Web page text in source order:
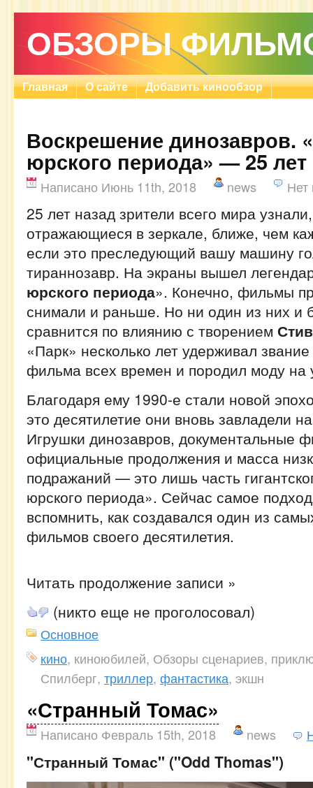
ОБЗОРЫ
Главная О сайте Добавить кинообзор
Воскрешение динозавров.
юрского периода» — 25 лет
Написано Июнь 11th, 2018 news Нет
25 лет назад зрители всего мира
отражающиеся в зеркале, ближе, чем
если это преследующий вашу машину
тираннозавр. На экраны вышел
юрского периода». Конечно, фильмы
снимали и раньше. Но ни один из них и
сравнится по влиянию с творением
«Парк» несколько лет удерживал
фильма всех времен и породил моду
Благодаря ему 1990-е стали новой
это десятилетие они вновь завладели
Игрушки динозавров, документальные
официальные продолжения и масса
подражаний — это лишь часть
юрского периода». Сейчас самое
вспомнить, как создавался один из
фильмов своего десятилетия.
Читать продолжение записи »
(никто еще не проголосовал)
Основное
кино, киноюбилей, Обзоры сценариев,
Спилберг, триллер, фантастика, экшн
«Странный Томас»
Написано Февраль 15th, 2018 news
"Странный Томас" ("Odd Thomas")